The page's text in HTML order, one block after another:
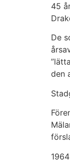
45
De
den